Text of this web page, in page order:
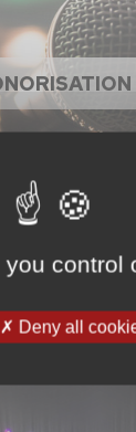
control
Deny all